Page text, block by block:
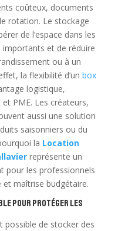
coûteux, documents
rotation. Le stockage
de l’espace dans les
et de réduire
ou à un
la flexibilité d’un box
logistique,
PME. Les créateurs,
aussi une solution
saisonniers ou du
la Location
représente un
pour les professionnels
maîtrise budgétaire.
pour protéger les
possible de stocker des